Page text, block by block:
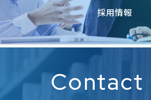
採用情報
Contact